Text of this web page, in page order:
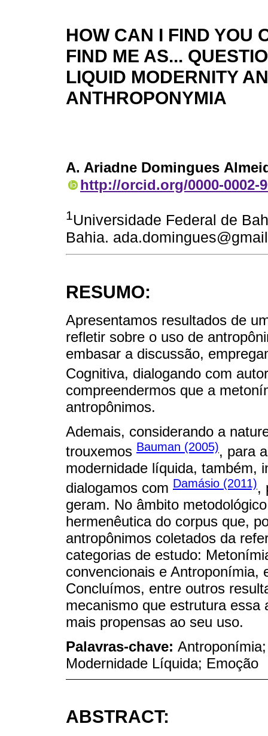
HOW CAN I FIND YOU
FIND ME AS...
LIQUID MODERNITY
ANTHROPONYMIA
A. Ariadne Domingues
http://orcid.org/0000-0002-
1 Universidade Federal de
Bahia.
RESUMO:
Apresentamos resultados de
refletir sobre o uso de
embasar a discussão,
Cognitiva, dialogando com
compreendermos que a
antropônimos.
Ademais, considerando a
trouxemos Bauman (2005), para
modernidade líquida, também,
dialogamos com Damásio (2011),
geram. No âmbito
hermenêutica do corpus que,
antropônimos coletados da
categorias de estudo:
convencionais e Antroponímia,
Concluímos, entre outros
mecanismo que estrutura
mais propensas ao seu uso.
Palavras-chave:
Modernidade Líquida; Emoção
ABSTRACT: